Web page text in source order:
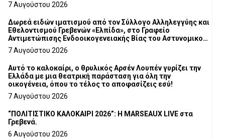
7 Αυγούστου 2026
Δωρεά ειδών ιματισμού από τον Σύλλογο Αλληλεγγύης και
Εθελοντισμού Γρεβενών «Ελπίδα», στο Γραφείο
Αντιμετώπισης Ενδοοικογενειακής Βίας του Αστυνομικού
Τμήματος Γρεβενών
7 Αυγούστου 2026
Αυτό το καλοκαίρι, ο θρυλικός Αρσέν Λουπέν γυρίζει την
Ελλάδα με μια θεατρική παράσταση για όλη την
οικογένεια, όπου το τέλος το αποφασίζεις εσύ!
7 Αυγούστου 2026
“ΠΟΛΙΤΙΣΤΙΚΟ ΚΑΛΟΚΑΙΡΙ 2026”: Η MARSEAUX LIVE στα
Γρεβενά.
6 Αυγούστου 2026